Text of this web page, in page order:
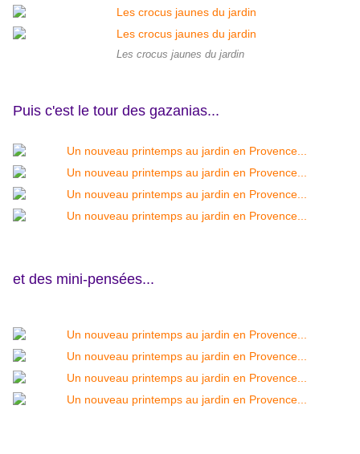
Les crocus jaunes du jardin
Puis c'est le tour des gazanias...
et des mini-pensées...